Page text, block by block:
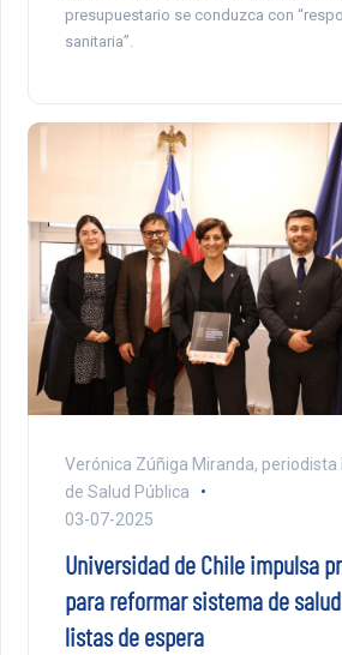
presupuestario se conduzca con
sanitaria”.
Verónica Zúñiga Miranda, periodista
de Salud Pública
03-07-2025
Universidad de Chile impulsa
para reformar sistema de
listas de espera